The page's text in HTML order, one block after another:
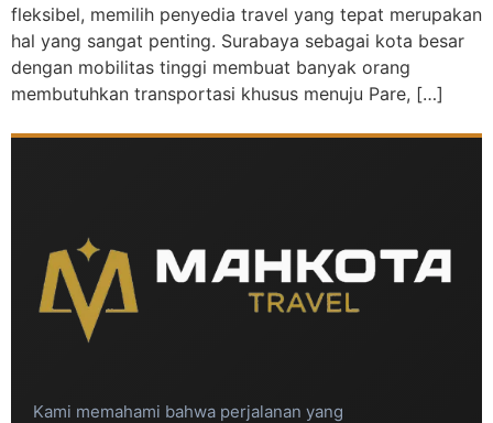
fleksibel, memilih penyedia travel yang tepat merupakan
hal yang sangat penting. Surabaya sebagai kota besar
dengan mobilitas tinggi membuat banyak orang
membutuhkan transportasi khusus menuju Pare, […]
Kami memahami bahwa perjalanan yang